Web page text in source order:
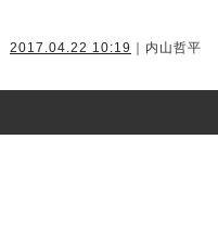
2017.04.22 10:19 ｜内山哲平